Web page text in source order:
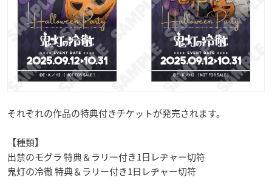
それぞれの作品の特典付きチケットが発売されます。
【種類】
出禁のモグラ 特典＆ラリー付き1日レヂャー切符
鬼灯の冷徹 特典＆ラリー付き1日レヂャー切符